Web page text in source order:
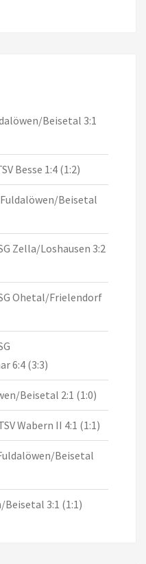
Beisetal 3:1
Besse 1:4 (1:2)
Beisetal
Zella/Loshausen 3:2
Ohetal/Frielendorf
6:4 (3:3)
Beisetal 2:1 (1:0)
Wabern II 4:1 (1:1)
Beisetal
Beisetal 3:1 (1:1)